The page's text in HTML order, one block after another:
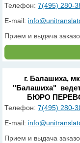
Телефон:7(495) 280-
E-mail:
Прием и выдача
г. Балашиха,
"Балашиха"
БЮРО
Телефон:7(495) 280-
E-mail:
Прием и выдача